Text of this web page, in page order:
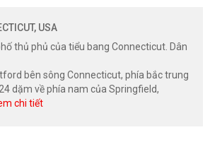
USA
thủ phủ của tiểu bang Connecticut. Dân
bên sông Connecticut, phía bắc trung
dặm về phía nam của Springfield,
chi tiết